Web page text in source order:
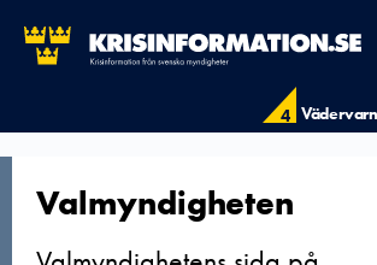
4
Valmyndigheten